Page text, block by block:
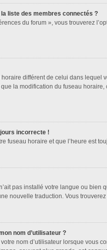
liste des membres connectés ?
du forum », vous trouverez
différent de celui dans lequel
la modification du fuseau
incorrecte !
fuseau horaire et que l’heure est
pas installé votre langue ou
nouvelle traduction. Vous
nom d’utilisateur ?
nom d’utilisateur lorsque vous